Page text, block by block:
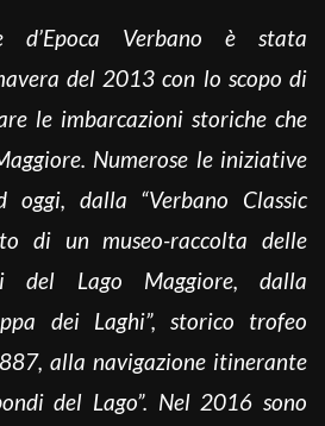
d’Epoca Verbano è stata
del 2013 con lo scopo di
le imbarcazioni storiche che
Numerose le iniziative
oggi, dalla “Verbano Classic
di un museo-raccolta delle
del Lago Maggiore, dalla
dei Laghi”, storico trofeo
alla navigazione itinerante
del Lago”. Nel 2016 sono